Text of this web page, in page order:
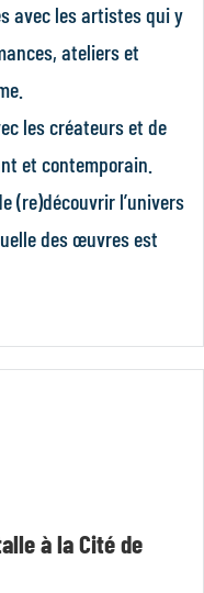
avec les artistes qui y
ateliers et
les créateurs et de
et contemporain.
(re)découvrir l’univers
des œuvres est
à la Cité de